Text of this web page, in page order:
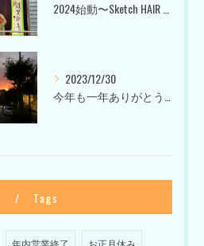
2023/12/30
Tags
年内営業終了 お正月休み